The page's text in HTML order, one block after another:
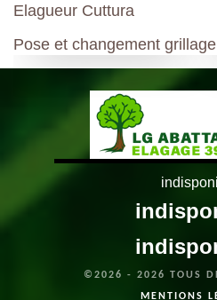
Elagueur Cuttura
Pose et changement
©2026 - 2026 TOUS
MENTIONS